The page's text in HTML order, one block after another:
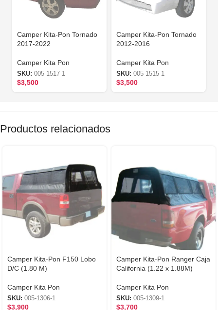
Camper Kita-Pon Tornado
2017-2022
Camper Kita Pon
SKU: 005-1517-1
$3,500
Camper Kita-Pon Tornado
2012-2016
Camper Kita Pon
SKU: 005-1515-1
$3,500
Productos relacionados
Camper Kita-Pon F150 Lobo
D/C (1.80 M)
Camper Kita Pon
SKU: 005-1306-1
$3,900
Camper Kita-Pon Ranger Caja
California (1.22 x 1.88M)
Camper Kita Pon
SKU: 005-1309-1
$3,700